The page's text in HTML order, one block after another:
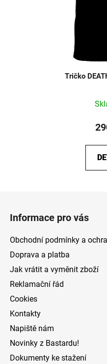
Tričko
Informace pro vás
Obchodní podmínky a
Doprava a platba
Jak vrátit a vyměnit zboží
Reklamační řád
Cookies
Kontakty
Napiště nám
Novinky z Bastardu!
Dokumenty ke stažení